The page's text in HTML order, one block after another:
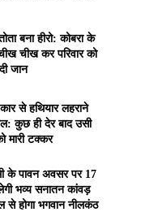
बना हीरो: कोबरा के
चीख कर परिवार को
जान
से हथियार लहराने
कुछ ही देर बाद उसी
मारी टक्कर
के पावन अवसर पर 17
भव्य सनातन कांवड़
से होगा भगवान नीलकंठ